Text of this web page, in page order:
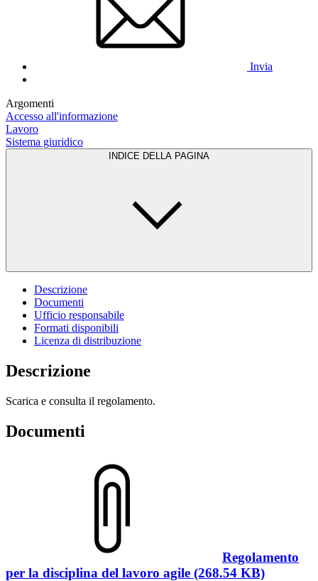
Invia
Argomenti
Accesso all'informazione
Lavoro
Sistema giuridico
INDICE DELLA PAGINA
Descrizione
Documenti
Ufficio responsabile
Formati disponibili
Licenza di distribuzione
Descrizione
Scarica e consulta il regolamento.
Documenti
Regolamento
per la disciplina del lavoro agile (268.54 KB)